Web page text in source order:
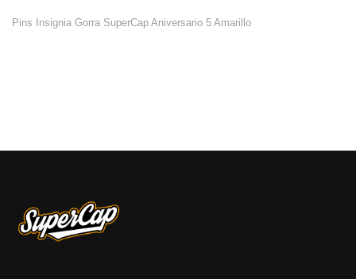
Pins Insignia Gorra SuperCap Aniversario 5 Amarillo